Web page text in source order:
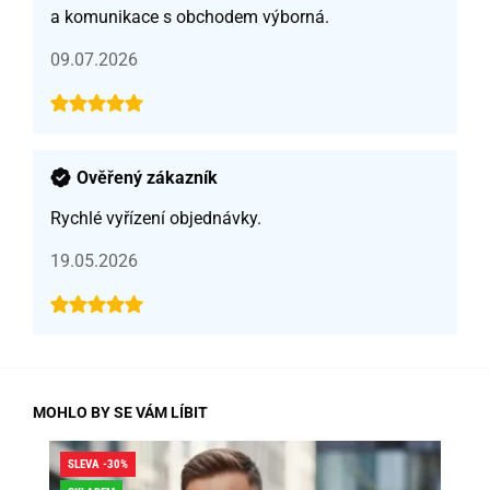
a komunikace s obchodem výborná.
09.07.2026
Ověřený zákazník
Rychlé vyřízení objednávky.
19.05.2026
MOHLO BY SE VÁM LÍBIT
SLEVA -30%